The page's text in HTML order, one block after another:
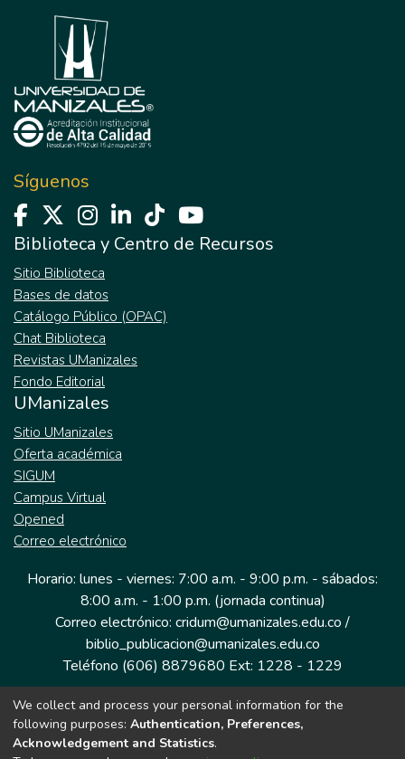
Síguenos
Biblioteca y Centro de Recursos
Sitio Biblioteca
Bases de datos
Catálogo Público (OPAC)
Chat Biblioteca
Revistas UManizales
Fondo Editorial
UManizales
Sitio UManizales
Oferta académica
SIGUM
Campus Virtual
Opened
Correo electrónico
Horario: lunes - viernes: 7:00 a.m. - 9:00 p.m. - sábados:
8:00 a.m. - 1:00 p.m. (jornada continua)
Correo electrónico: cridum@umanizales.edu.co /
biblio_publicacion@umanizales.edu.co
Teléfono (606) 8879680 Ext: 1228 - 1229
Dirección: Cra 9 a # 19-03 Edificio histórico, piso 1
Manizales, Caldas
Colombia.
We collect and process your personal information for the
following purposes: Authentication, Preferences,
Acknowledgement and Statistics.